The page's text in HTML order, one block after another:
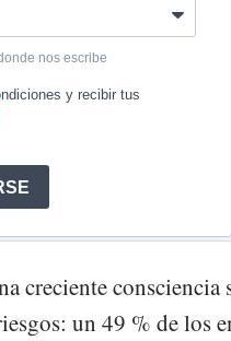
creciente consciencia
un 49 % de los